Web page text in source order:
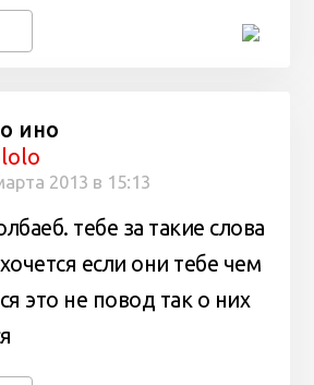
ино
2013 в 15:13
тебе за такие слова
если они тебе чем
это не повод так о них